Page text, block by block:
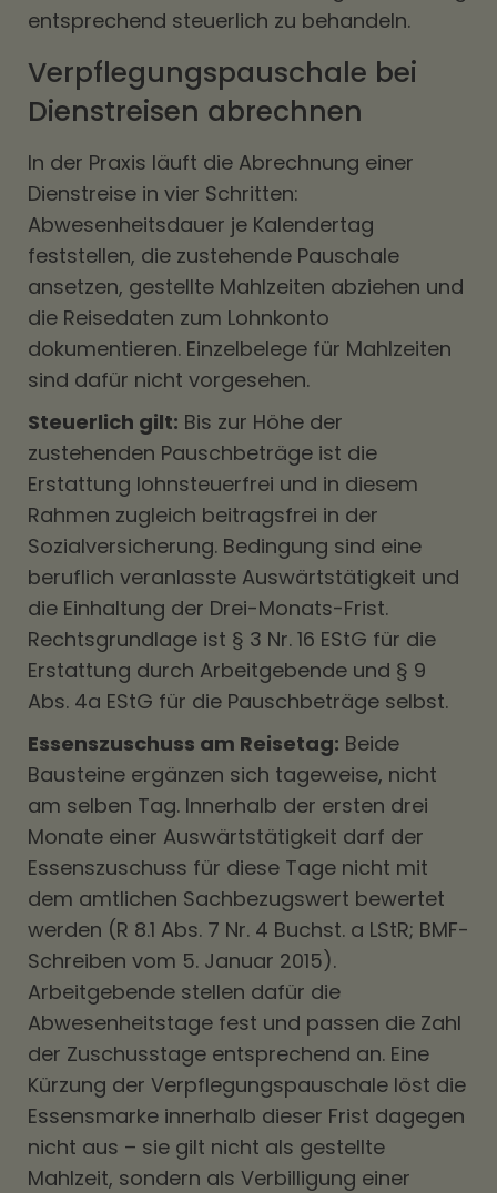
entsprechend steuerlich zu behandeln.
Verpflegungspauschale bei
Dienstreisen abrechnen
In der Praxis läuft die Abrechnung einer
Dienstreise in vier Schritten:
Abwesenheitsdauer je Kalendertag
feststellen, die zustehende Pauschale
ansetzen, gestellte Mahlzeiten abziehen und
die Reisedaten zum Lohnkonto
dokumentieren. Einzelbelege für Mahlzeiten
sind dafür nicht vorgesehen.
Steuerlich gilt: Bis zur Höhe der
zustehenden Pauschbeträge ist die
Erstattung lohnsteuerfrei und in diesem
Rahmen zugleich beitragsfrei in der
Sozialversicherung. Bedingung sind eine
beruflich veranlasste Auswärtstätigkeit und
die Einhaltung der Drei-Monats-Frist.
Rechtsgrundlage ist § 3 Nr. 16 EStG für die
Erstattung durch Arbeitgebende und § 9
Abs. 4a EStG für die Pauschbeträge selbst.
Essenszuschuss am Reisetag: Beide
Bausteine ergänzen sich tageweise, nicht
am selben Tag. Innerhalb der ersten drei
Monate einer Auswärtstätigkeit darf der
Essenszuschuss für diese Tage nicht mit
dem amtlichen Sachbezugswert bewertet
werden (R 8.1 Abs. 7 Nr. 4 Buchst. a LStR; BMF-
Schreiben vom 5. Januar 2015).
Arbeitgebende stellen dafür die
Abwesenheitstage fest und passen die Zahl
der Zuschusstage entsprechend an. Eine
Kürzung der Verpflegungspauschale löst die
Essensmarke innerhalb dieser Frist dagegen
nicht aus – sie gilt nicht als gestellte
Mahlzeit, sondern als Verbilligung einer